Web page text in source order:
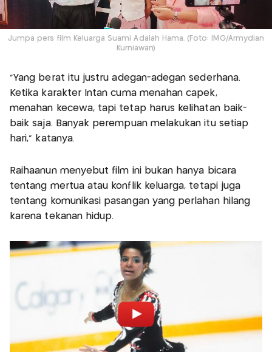
Jumpa pers film Keluarga Suami Adalah Hama. (Foto: IMG/Armydian
Kurniawan)
“Yang berat itu justru adegan-adegan sederhana.
Ketika karakter Intan cuma menahan capek,
menahan kecewa, tapi tetap harus kelihatan baik-
baik saja. Banyak perempuan melakukan itu setiap
hari,” katanya.
Raihaanun menyebut film ini bukan hanya bicara
tentang mertua atau konflik keluarga, tetapi juga
tentang komunikasi pasangan yang perlahan hilang
karena tekanan hidup.